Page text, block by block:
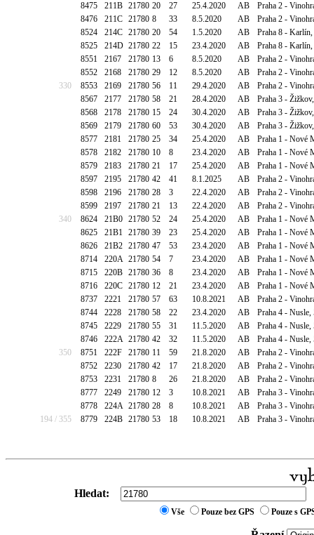
8475
211B 21780 20 27 25.4.2020 AB
Praha 2 -
8476
211C 21780 8 33 8.5.2020 AB
Praha 2 -
8524
214C 21780 20 54 1.5.2020 AB
Praha 8 -
8525
214D 21780 22 15 23.4.2020 AB
Praha 8 -
8551
2167 21780 13 6 8.5.2020 AB
Praha 2 -
8552
2168 21780 29 12 8.5.2020 AB
Praha 2 -
330
8553 2169 21780 56 11 29.4.2020 AB
Praha 2 -
8567
2177 21780 58 21 28.4.2020 AB
Praha 3 -
8568
2178 21780 15 24 30.4.2020 AB
Praha 3 -
8569
2179 21780 60 53 30.4.2020 AB
Praha 3 -
8577
2181 21780 25 34 25.4.2020 AB
Praha 1 - Nové
8578
2182 21780 10 8 23.4.2020 AB
Praha 1 - Nové
8579
2183 21780 21 17 25.4.2020 AB
Praha 1 - Nové
8597
2195 21780 42 41 8.1.2025 AB
Praha 2 -
8598
2196 21780 28 3 22.4.2020 AB
Praha 2 -
8599
2197 21780 21 13 22.4.2020 AB
Praha 2 -
340
8624 21B0 21780 52 24 25.4.2020 AB
Praha 1 - Nové
8625
21B1 21780 39 23 25.4.2020 AB
Praha 1 - Nové
8626
21B2 21780 47 53 23.4.2020 AB
Praha 1 - Nové
8714
220A 21780 54 7 23.4.2020 AB
Praha 1 - Nové
8715
220B 21780 36 8 23.4.2020 AB
Praha 1 - Nové
8716
220C 21780 12 21 23.4.2020 AB
Praha 1 - Nové
8737
2221 21780 57 63 10.8.2021 AB
Praha 2 -
8744
2228 21780 58 22 23.4.2020 AB
Praha 4 -
8745
2229 21780 55 31 11.5.2020 AB
Praha 4 -
8746
222A 21780 42 32 11.5.2020 AB
Praha 4 -
350
8751 222F 21780 11 59 21.8.2020 AB
Praha 2 -
8752
2230 21780 42 17 21.8.2020 AB
Praha 2 -
8753
2231 21780 8 26 21.8.2020 AB
Praha 2 -
8777
2249 21780 12 3 10.8.2021 AB
Praha 3 -
8778
224A 21780 28 8 10.8.2021 AB
Praha 3 -
194 / 355
8779 224B 21780 53 18 10.8.2021 AB Praha 3 -
Hledat:
Vše Pouze bez GPS Pouze s